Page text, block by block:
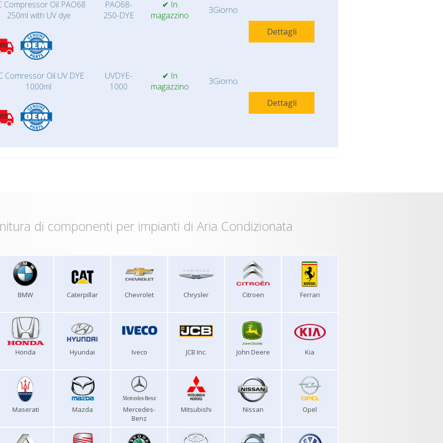
Compressor Oil PAO68
250ml with UV dye
PAO68-
250-DYE
✔ In
magazzino
3Giorno
Dettagli
Comressor Oil UV DYE
1000ml
UVDYE-
1000
✔ In
magazzino
3Giorno
Dettagli
di componenti per impianti di Aria Condizionata
BMW Caterpillar Chevrolet Chrysler Citroen Ferrari
Honda Hyundai Iveco JCB Inc. John Deere Kia
Maserati Mazda
Mercedes-
Benz
Mitsubishi Nissan Opel